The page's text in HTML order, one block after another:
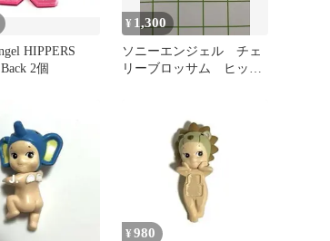
HIPPERS
2個
¥ 1,300
ソニーエンジェル チェ
リーブロッサム ヒッパ
¥ 980